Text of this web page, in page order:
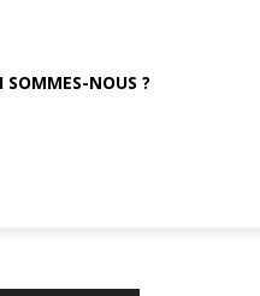
SOMMES-NOUS ?